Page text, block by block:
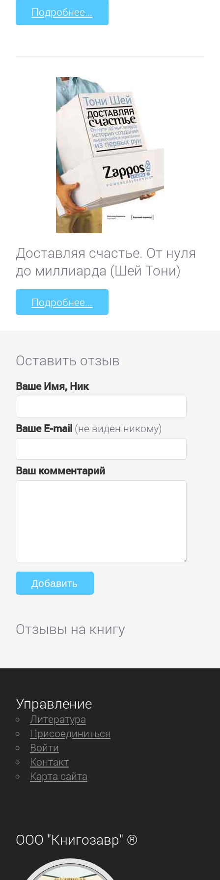
Подробнее...
Доставляя счастье. От нуля
до миллиарда (Шей Тони)
Подробнее...
Оставить отзыв
Ваше Имя, Ник
Ваше E-mail(не виден никому)
Ваш комментарий
Отзывы на книгу
Управление
Литература
Присоединиться
Войти
Контакт
Карта сайта
ООО "Книгозавр" ®